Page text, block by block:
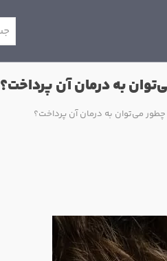
به درمان آن پرداخت؟
می‌توان به درمان آن پرداخت؟